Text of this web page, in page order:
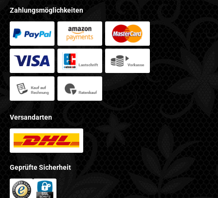
Zahlungsmöglichkeiten
Versandarten
Geprüfte Sicherheit